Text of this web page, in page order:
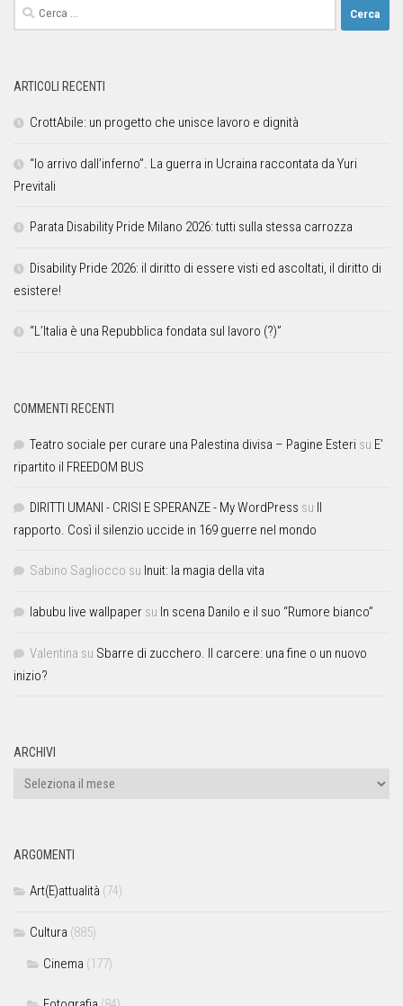
ARTICOLI RECENTI
CrottAbile: un progetto che unisce lavoro e dignità
“Io arrivo dall’inferno”. La guerra in Ucraina raccontata da Yuri
Previtali
Parata Disability Pride Milano 2026: tutti sulla stessa carrozza
Disability Pride 2026: il diritto di essere visti ed ascoltati, il diritto di
esistere!
“L’Italia è una Repubblica fondata sul lavoro (?)”
COMMENTI RECENTI
Teatro sociale per curare una Palestina divisa – Pagine Esteri su E’
ripartito il FREEDOM BUS
DIRITTI UMANI - CRISI E SPERANZE - My WordPress su Il
rapporto. Così il silenzio uccide in 169 guerre nel mondo
Sabino Sagliocco su Inuit: la magia della vita
labubu live wallpaper su In scena Danilo e il suo “Rumore bianco”
Valentina su Sbarre di zucchero. Il carcere: una fine o un nuovo
inizio?
ARCHIVI
ARGOMENTI
Art(E)attualità (74)
Cultura (885)
Cinema (177)